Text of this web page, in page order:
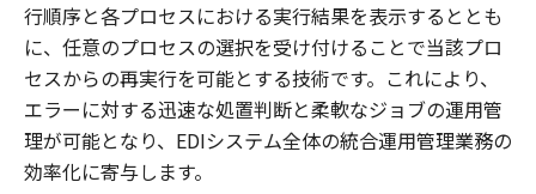
行順序と各プロセスにおける実行結果を表示するととも
に、任意のプロセスの選択を受け付けることで当該プロ
セスからの再実行を可能とする技術です。これにより、
エラーに対する迅速な処置判断と柔軟なジョブの運用管
理が可能となり、EDIシステム全体の統合運用管理業務の
効率化に寄与します。